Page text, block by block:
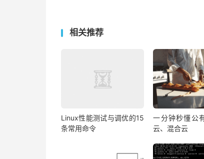
相关推荐
Linux性能测试与调优的15
条常用命令
一分钟秒懂公
云、混合云